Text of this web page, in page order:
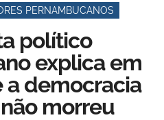
PERNAMBUCANOS
político
explica em
a democracia
morreu